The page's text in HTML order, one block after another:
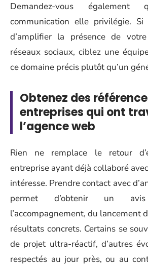
Demandez-vous
communication elle privilégie.
d’amplifier la présence de
réseaux sociaux, ciblez une
ce domaine précis plutôt qu’un
Obtenez des
entreprises qui ont
l’agence web
Rien ne remplace le retour
entreprise ayant déjà collaboré
intéresse. Prendre contact avec
permet d’obtenir un
l’accompagnement, du lancement
résultats concrets. Certains se
de projet ultra-réactif, d’autres
respectés au jour près, ou au